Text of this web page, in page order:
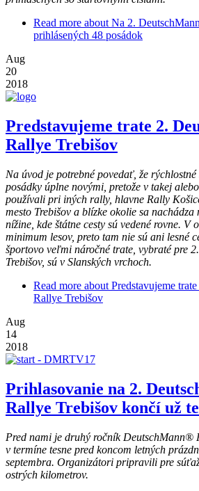
Read more about Na 2.
prihlásených 48 posádok
Aug
20
2018
Predstavujeme trate 2.
Rallye Trebišov
Na úvod je potrebné povedať, že rýchlostné
posádky úplne novými, pretože v takej
používali pri iných rally, hlavne Rally
mesto Trebišov a blízke okolie sa nachádza
nížine, kde štátne cesty sú vedené rovne. V
minimum lesov, preto tam nie sú ani lesné
športovo veľmi náročné trate, vybraté pre
Trebišov, sú v Slanských vrchoch.
Read more about Predstavujeme
Rallye Trebišov
Aug
14
2018
Prihlasovanie na 2.
Rallye Trebišov končí už
Pred nami je druhý ročník DeutschMann®
v termíne tesne pred koncom letných
septembra. Organizátori pripravili pre
ostrých kilometrov.